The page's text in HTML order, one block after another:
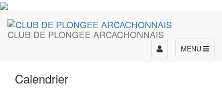
CLUB DE PLONGEE ARCACHONNAIS
MENU
Toggle
navigation
Calendrier